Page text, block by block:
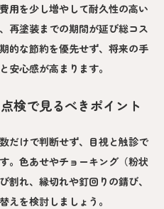
用を少し増やして耐久性の高い
再塗装までの期間が延び総コス
的な節約を優先せず、将来の手
安心感が高まります。
検で見るべきポイント
だけで判断せず、目視と触診で
。色あせやチョーキング（粉状
割れ、縁切れや釘回りの錆び、
えを検討しましょう。